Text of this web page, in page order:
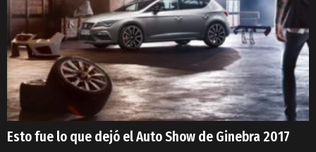
Esto fue lo que dejó el Auto Show de Ginebra 2017